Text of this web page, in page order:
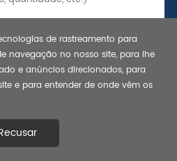
sem costura, tubos e invólucro, api
ltd. todos os direitos reservados.
de rastreamento para
navegação no nosso site, para lhe
e anúncios direcionados, para
e para entender de onde vêm os